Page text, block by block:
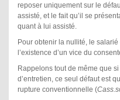
reposer uniquement sur le
assisté, et le fait qu’il se
quant à lui assisté.
Pour obtenir la nullité, le
l’existence d’un vice du
Rappelons tout de même que
d’entretien, ce seul défaut est
rupture conventionnelle (